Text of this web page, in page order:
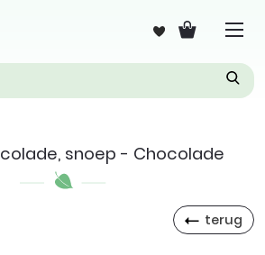
snoep - Chocolade
terug